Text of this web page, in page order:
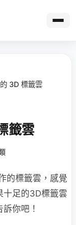
3D 標籤雲
籤雲
的標籤雲，感覺
十足的3D標籤雲
你吧！